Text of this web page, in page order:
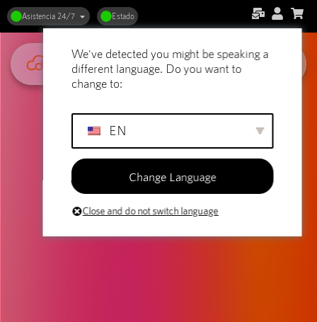
Asistencia 24/7 Estado
We've detected you might be speaking a
different language. Do you want to
change to:
EN
Change Language
Close and do not switch language